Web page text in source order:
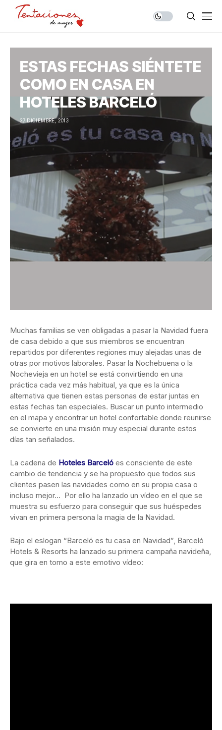
ESTAS FECHAS SIÉNTETE
COMO EN CASA EN
HOTELES BARCELÓ
27 DICIEMBRE, 2013
Muchas familias se ven obligadas a pasar la Navidad fuera
de casa debido a que sus miembros se encuentran
repartidos por diferentes regiones muy alejadas unas de
otras por motivos laborales. Pasar la Nochebuena o la
Nochevieja en un hotel se está convirtiendo en una
práctica cada vez más habitual, ya que es la única
alternativa que tienen estas personas de estar juntas en
estas fechas tan especiales. Buscar un punto intermedio
en el mapa y encontrar un hotel confortable donde reunirse
se convierte en una misión muy especial durante estos
días tan señalados.
La cadena de Hoteles Barceló es consciente de este
cambio de tendencia y se ha propuesto que todos sus
clientes pasen las navidades como en su propia casa o
incluso mejor… Por ello ha lanzado un vídeo en el que se
muestra su esfuerzo para conseguir que sus huéspedes
vivan en primera persona la magia de la Navidad.
Bajo el eslogan “Barceló es tu casa en Navidad”, Barceló
Hotels & Resorts ha lanzado su primera campaña navideña,
que gira en torno a este emotivo vídeo: